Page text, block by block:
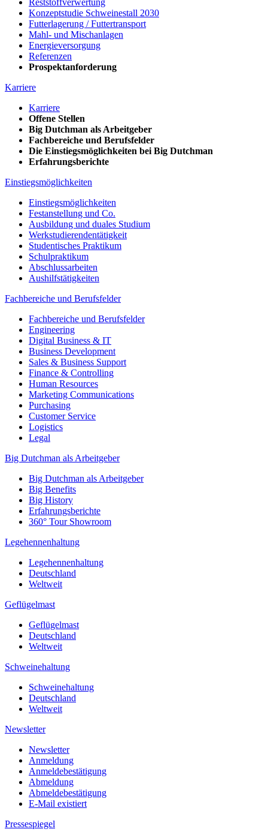
Konzeptstudie Schweinestall 2030
Futterlagerung / Futtertransport
Mahl- und Mischanlagen
Energieversorgung
Referenzen
Prospektanforderung
Karriere
Karriere
Offene Stellen
Big Dutchman als Arbeitgeber
Fachbereiche und Berufsfelder
Die Einstiegsmöglichkeiten bei Big Dutchman
Erfahrungsberichte
Einstiegsmöglichkeiten
Einstiegsmöglichkeiten
Festanstellung und Co.
Ausbildung und duales Studium
Werkstudierendentätigkeit
Studentisches Praktikum
Schulpraktikum
Abschlussarbeiten
Aushilfstätigkeiten
Fachbereiche und Berufsfelder
Fachbereiche und Berufsfelder
Engineering
Digital Business & IT
Business Development
Sales & Business Support
Finance & Controlling
Human Resources
Marketing Communications
Purchasing
Customer Service
Logistics
Legal
Big Dutchman als Arbeitgeber
Big Dutchman als Arbeitgeber
Big Benefits
Big History
Erfahrungsberichte
360° Tour Showroom
Legehennenhaltung
Legehennenhaltung
Deutschland
Weltweit
Geflügelmast
Geflügelmast
Deutschland
Weltweit
Schweinehaltung
Schweinehaltung
Deutschland
Weltweit
Newsletter
Newsletter
Anmeldung
Anmeldebestätigung
Abmeldung
Abmeldebestätigung
E-Mail existiert
Pressespiegel